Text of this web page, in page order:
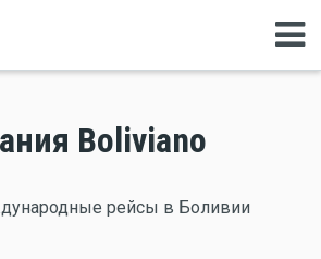
Boliviano
рейсы в Боливии